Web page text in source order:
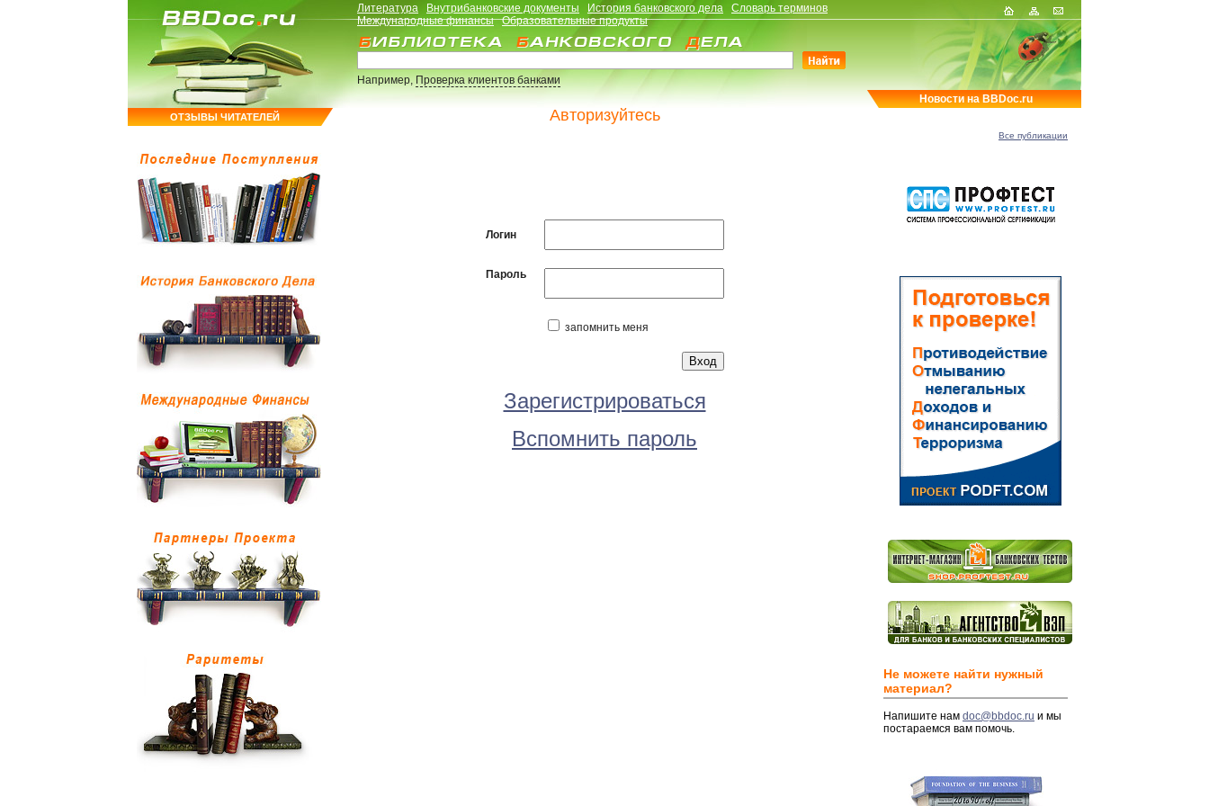
ОТЗЫВЫ ЧИТАТЕЛЕЙ
Литература Внутрибанковские документы История банковского дела
Словарь терминов
Международные финансы
Образовательные продукты
Например,Проверка клиентов банками
Авторизуйтесь
Логин
Пароль
запомнить меня
Зарегистрироваться
Вспомнить пароль
Новости на BBDoc.ru
Все публикации
Не можете найти нужный
материал?
Напишите нам doc@bbdoc.ru и мы
постараемся вам помочь.